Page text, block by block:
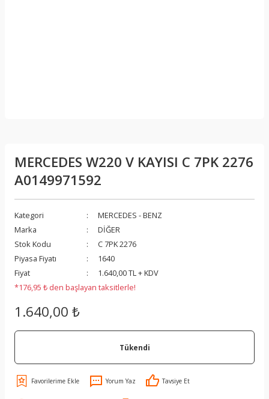
MERCEDES W220 V KAYISI C 7PK 2276
A0149971592
Kategori
MERCEDES - BENZ
Marka
DİĞER
Stok Kodu
C 7PK 2276
Piyasa Fiyatı
1640
Fiyat
1.640,00 TL + KDV
*176,95 ₺ den başlayan taksitlerle!
1.640,00 ₺
Tükendi
Yorum Yaz Tavsiye Et